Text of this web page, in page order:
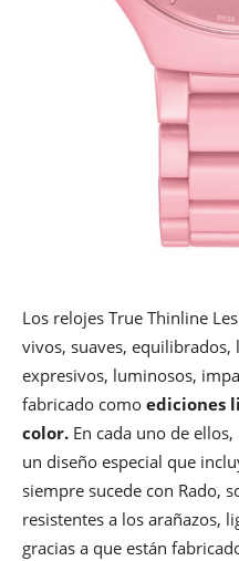
Los relojes True Thinline
vivos, suaves, equilibrados,
expresivos, luminosos,
fabricado como ediciones
color. En cada uno de
un diseño especial que
siempre sucede con Rado,
resistentes a los arañazos,
gracias a que están